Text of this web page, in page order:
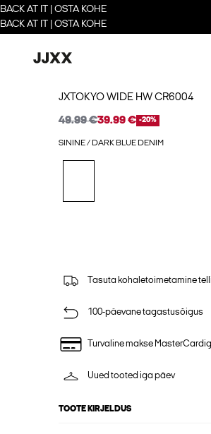
BACK AT IT | OSTA KOHE
BACK AT IT | OSTA KOHE
JXTOKYO WIDE HW CR6004
49.99 €39.99 € -20%
SININE / DARK BLUE DENIM
Tasuta kohaletoimetamine
100-päevane tagastusõigus
Turvaline makse
Uued tooted iga päev
TOOTE KIRJELDUS